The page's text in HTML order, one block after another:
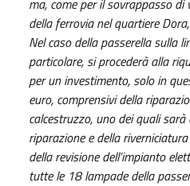
ma, come per il sovrappasso di
della ferrovia nel quartiere
Nel caso della passerella sulla
particolare, si procederà alla
per un investimento, solo in
euro, comprensivi della
calcestruzzo, uno dei quali
riparazione e della
della revisione dell’impianto
tutte le 18 lampade della